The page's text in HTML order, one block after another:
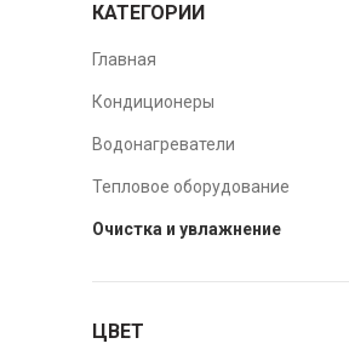
КАТЕГОРИИ
Главная
Кондиционеры
Водонагреватели
Тепловое оборудование
Очистка и увлажнение
ЦВЕТ